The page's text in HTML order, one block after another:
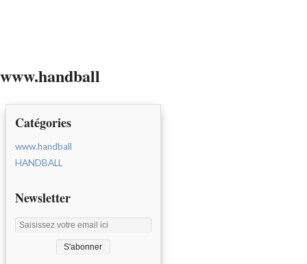
www.handball
Catégories
www.handball
HANDBALL
Newsletter